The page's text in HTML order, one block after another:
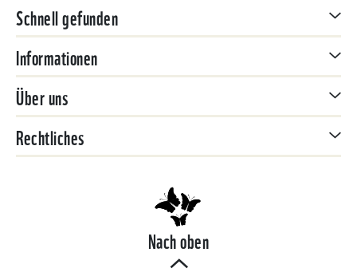
Schnell gefunden
Informationen
Über uns
Rechtliches
Nach oben